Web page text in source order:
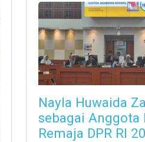
Nayla Huwaida
sebagai Anggota
Remaja DPR RI